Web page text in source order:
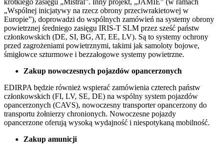
krótkiego zasięgu „Mistral”. Inny projekt, „JAMIE” (w ramach
„Wspólnej inicjatywy na rzecz obrony przeciwrakietowej w
Europie”), doprowadzi do wspólnych zamówień na systemy obrony
powietrznej średniego zasięgu IRIS-T SLM przez sześć państw
członkowskich (DE, SI, BG, AT, EE, LV). Są to systemy ochrony
przed zagrożeniami powietrznymi, takimi jak samoloty bojowe,
śmigłowce szturmowe i bezzałogowe systemy powietrzne.
Zakup nowoczesnych pojazdów opancerzonych
EDIRPA będzie również wspierać zamówienia czterech państw
członkowskich (FI, LV, SE, DE) na wspólny system pojazdów
opancerzonych (CAVS), nowoczesny transporter opancerzony do
transportu żołnierzy chronionych. Nowoczesne pojazdy
opancerzone oferują wysoką wydajność i niespotykaną mobilność.
Zakup amunicji